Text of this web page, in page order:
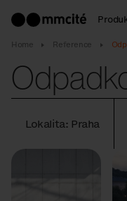
Home Reference
Lokalita: Praha